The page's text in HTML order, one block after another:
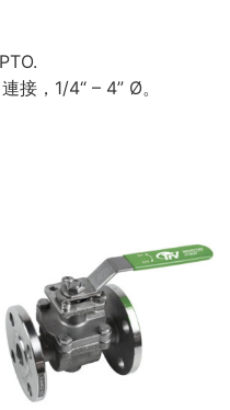
接，1/4“ – 4” Ø。